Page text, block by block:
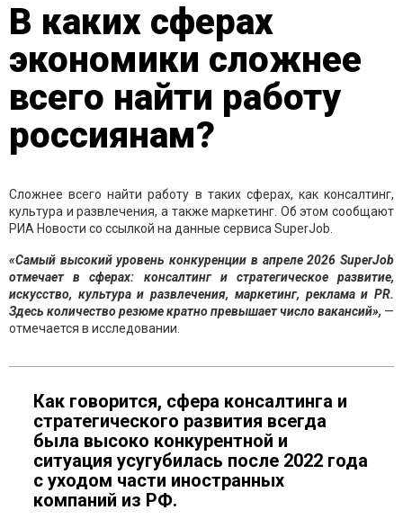
В каких сферах
экономики сложнее
всего найти работу
россиянам?
Сложнее всего найти работу в таких сферах, как консалтинг,
культура и развлечения, а также маркетинг. Об этом сообщают
РИА Новости со ссылкой на данные сервиса SuperJob.
«Самый высокий уровень конкуренции в апреле 2026 SuperJob
отмечает в сферах: консалтинг и стратегическое развитие,
искусство, культура и развлечения, маркетинг, реклама и PR.
Здесь количество резюме кратно превышает число вакансий», —
отмечается в исследовании.
Как говорится, сфера консалтинга и
стратегического развития всегда
была высоко конкурентной и
ситуация усугубилась после 2022 года
с уходом части иностранных
компаний из РФ.